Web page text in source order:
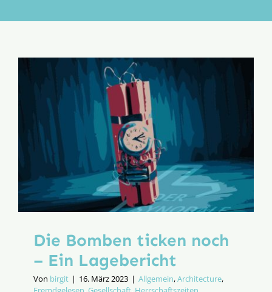
Aktion
Die Bomben ticken noch
– Ein Lagebericht
Von birgit | 16. März 2023 | Allgemein,Architecture,